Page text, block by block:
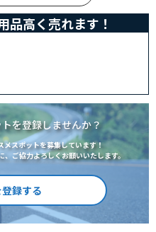
品高く売れます！
を登録しませんか？
メスポットを募集しています！
ご協力よろしくお願いいたします。
録する